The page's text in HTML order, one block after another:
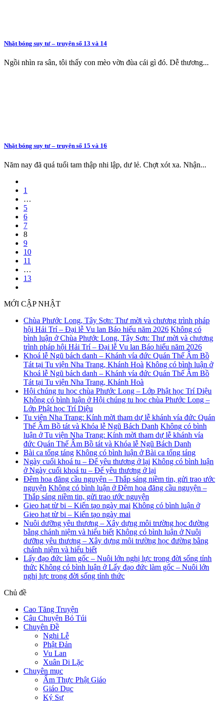
Nhặt bóng suy tư – truyện số 13 và 14
Ngồi nhìn ra sân, tôi thấy con mèo vờn đùa cái gì đó. Dễ thương...
Nhặt bóng suy tư – truyện số 15 và 16
Năm nay đã quá tuổi tam thập nhi lập, dư lẻ. Chợt xót xa. Nhận...
1
…
5
6
7
8
9
10
11
…
13
MỚI CẬP NHẬT
Chùa Phước Long, Tây Sơn: Thư mời và chương trình pháp
hội Hải Trí – Đại lễ Vu lan Báo hiếu năm 2026 Không có
bình luận ở Chùa Phước Long, Tây Sơn: Thư mời và chương
trình pháp hội Hải Trí – Đại lễ Vu lan Báo hiếu năm 2026
Khoá lễ Ngũ bách danh – Khánh vía đức Quán Thế Âm Bồ
Tát tại Tu viện Nha Trang, Khánh Hoà Không có bình luận ở
Khoá lễ Ngũ bách danh – Khánh vía đức Quán Thế Âm Bồ
Tát tại Tu viện Nha Trang, Khánh Hoà
Hội chúng tu học chùa Phước Long – Lớp Phật học Trí Diệu
Không có bình luận ở Hội chúng tu học chùa Phước Long –
Lớp Phật học Trí Diệu
Tu viện Nha Trang: Kính mời tham dự lễ khánh vía đức Quán
Thế Âm Bồ tát và Khóa lễ Ngũ Bách Danh Không có bình
luận ở Tu viện Nha Trang: Kính mời tham dự lễ khánh vía
đức Quán Thế Âm Bồ tát và Khóa lễ Ngũ Bách Danh
Bài ca tống táng Không có bình luận ở Bài ca tống táng
Ngày cuối khoá tu – Để yêu thương ở lại Không có bình luận
ở Ngày cuối khoá tu – Để yêu thương ở lại
Đêm hoa đăng cầu nguyện – Thắp sáng niềm tin, gửi trao ước
nguyện Không có bình luận ở Đêm hoa đăng cầu nguyện –
Thắp sáng niềm tin, gửi trao ước nguyện
Gieo hạt từ bi – Kiến tạo ngày mai Không có bình luận ở
Gieo hạt từ bi – Kiến tạo ngày mai
Nuôi dưỡng yêu thương – Xây dựng môi trường học đường
bằng chánh niệm và hiểu biết Không có bình luận ở Nuôi
dưỡng yêu thương – Xây dựng môi trường học đường bằng
chánh niệm và hiểu biết
Lấy đạo đức làm gốc – Nuôi lớn nghị lực trong đời sống tỉnh
thức Không có bình luận ở Lấy đạo đức làm gốc – Nuôi lớn
nghị lực trong đời sống tỉnh thức
Chủ đề
Cao Tăng Truyện
Câu Chuyện Bỏ Túi
Chuyên Đề
Nghi Lễ
Phật Đản
Vu Lan
Xuân Di Lặc
Chuyên mục
Ẩm Thực Phật Giáo
Giáo Dục
Ký Sự